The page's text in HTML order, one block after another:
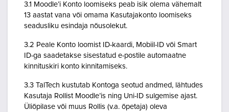
3.1 Moodle’i Konto loomiseks peab isik olema vähemalt
13 aastat vana või omama Kasutajakonto loomiseks
seadusliku esindaja nõusolekut.
3.2 Peale Konto loomist ID-kaardi, Mobiil-ID või Smart
ID-ga saadetakse sisestatud e-postile automaatne
kinnituskiri konto kinnitamiseks.
3.3 TalTech kustutab Kontoga seotud andmed, lähtudes
Kasutaja Rollist Moodle’is ning Uni-ID sulgemise ajast.
Üliõpilase või muus Rollis (v.a. õpetaja) oleva